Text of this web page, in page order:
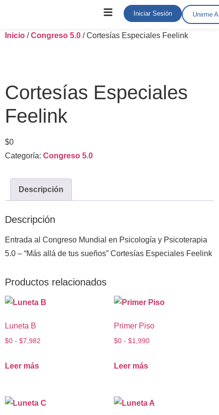
Iniciar Sesión Unirme
Inicio /Congreso 5.0 / Cortesías Especiales Feelink
Cortesías Especiales
Feelink
$0
Categoría: Congreso 5.0
Descripción
Descripción
Entrada al Congreso Mundial en Psicología y Psicoterapia
5.0 – “Más allá de tus sueños” Cortesías Especiales Feelink
Productos relacionados
Luneta B
$0 - $7,982
Leer más
Primer Piso
$0 - $1,990
Leer más